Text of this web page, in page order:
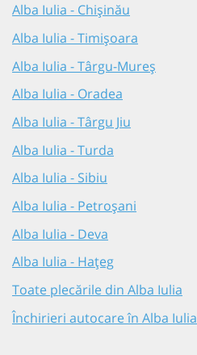
Alba Iulia - Chișinău
Alba Iulia - Timișoara
Alba Iulia - Târgu-Mureș
Alba Iulia - Oradea
Alba Iulia - Târgu Jiu
Alba Iulia - Turda
Alba Iulia - Sibiu
Alba Iulia - Petroșani
Alba Iulia - Deva
Alba Iulia - Hațeg
Toate plecările din Alba Iulia
Închirieri autocare în Alba Iulia